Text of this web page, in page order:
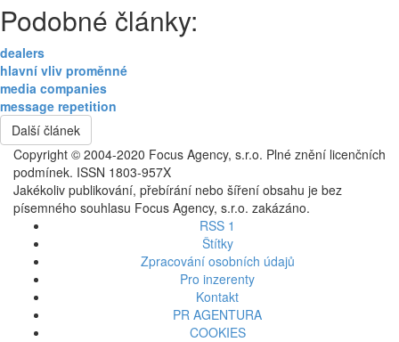
Podobné články:
dealers
hlavní vliv proměnné
media companies
message repetition
Další článek
Copyright © 2004-2020 Focus Agency, s.r.o. Plné znění licenčních
podmínek. ISSN 1803-957X
Jakékoliv publikování, přebírání nebo šíření obsahu je bez
písemného souhlasu Focus Agency, s.r.o. zakázáno.
RSS 1
Štítky
Zpracování osobních údajů
Pro inzerenty
Kontakt
PR AGENTURA
COOKIES